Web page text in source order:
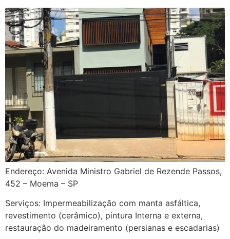
Endereço: Avenida Ministro Gabriel de Rezende Passos,
452 – Moema – SP
Serviços: Impermeabilização com manta asfáltica,
revestimento (cerâmico), pintura Interna e externa,
restauração do madeiramento (persianas e escadarias)